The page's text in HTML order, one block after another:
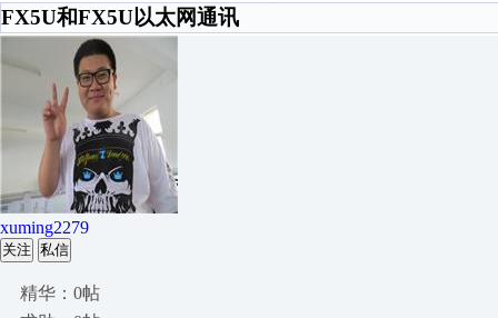
FX5U和FX5U以太网通讯
xuming2279
关注 私信
精华：0帖